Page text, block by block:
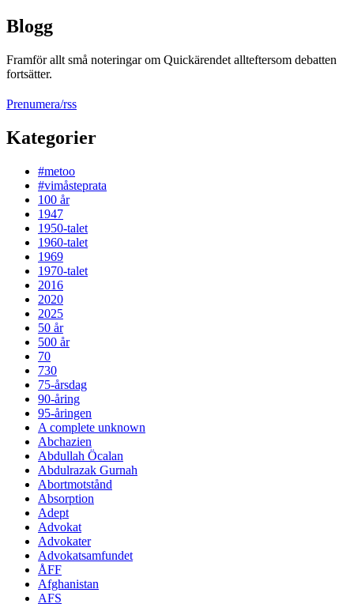
Blogg
Framför allt små noteringar om Quickärendet allteftersom debatten
fortsätter.
Prenumera/rss
Kategorier
#metoo
#vimåsteprata
100 år
1947
1950-talet
1960-talet
1969
1970-talet
2016
2020
2025
50 år
500 år
70
730
75-årsdag
90-åring
95-åringen
A complete unknown
Abchazien
Abdullah Öcalan
Abdulrazak Gurnah
Abortmotstånd
Absorption
Adept
Advokat
Advokater
Advokatsamfundet
ÅFF
Afghanistan
AFS